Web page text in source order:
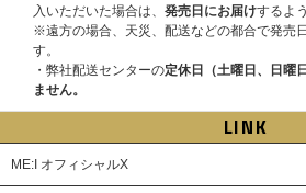
入いただいた場合は、 発売日にお届けするよ
※遠方の場合、天災、配送などの都合で発売
す。
・弊社配送センターの定休日（土曜日、日曜
ません。
LINK
ME:I オフィシャルX